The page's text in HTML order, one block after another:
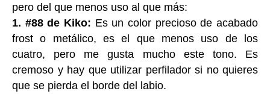
pero del que menos uso al que más:
1. #88 de Kiko: Es un color precioso de acabado
frost o metálico, es el que menos uso de los
cuatro, pero me gusta mucho este tono. Es
cremoso y hay que utilizar perfilador si no quieres
que se pierda el borde del labio.